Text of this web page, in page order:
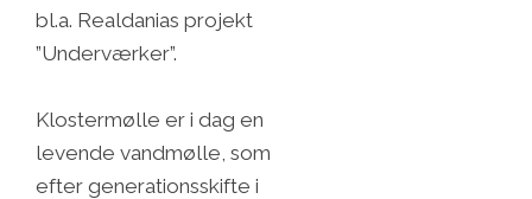
bl.a. Realdanias projekt
”Underværker”.
Klostermølle er i dag en
levende vandmølle, som
efter generationsskifte i